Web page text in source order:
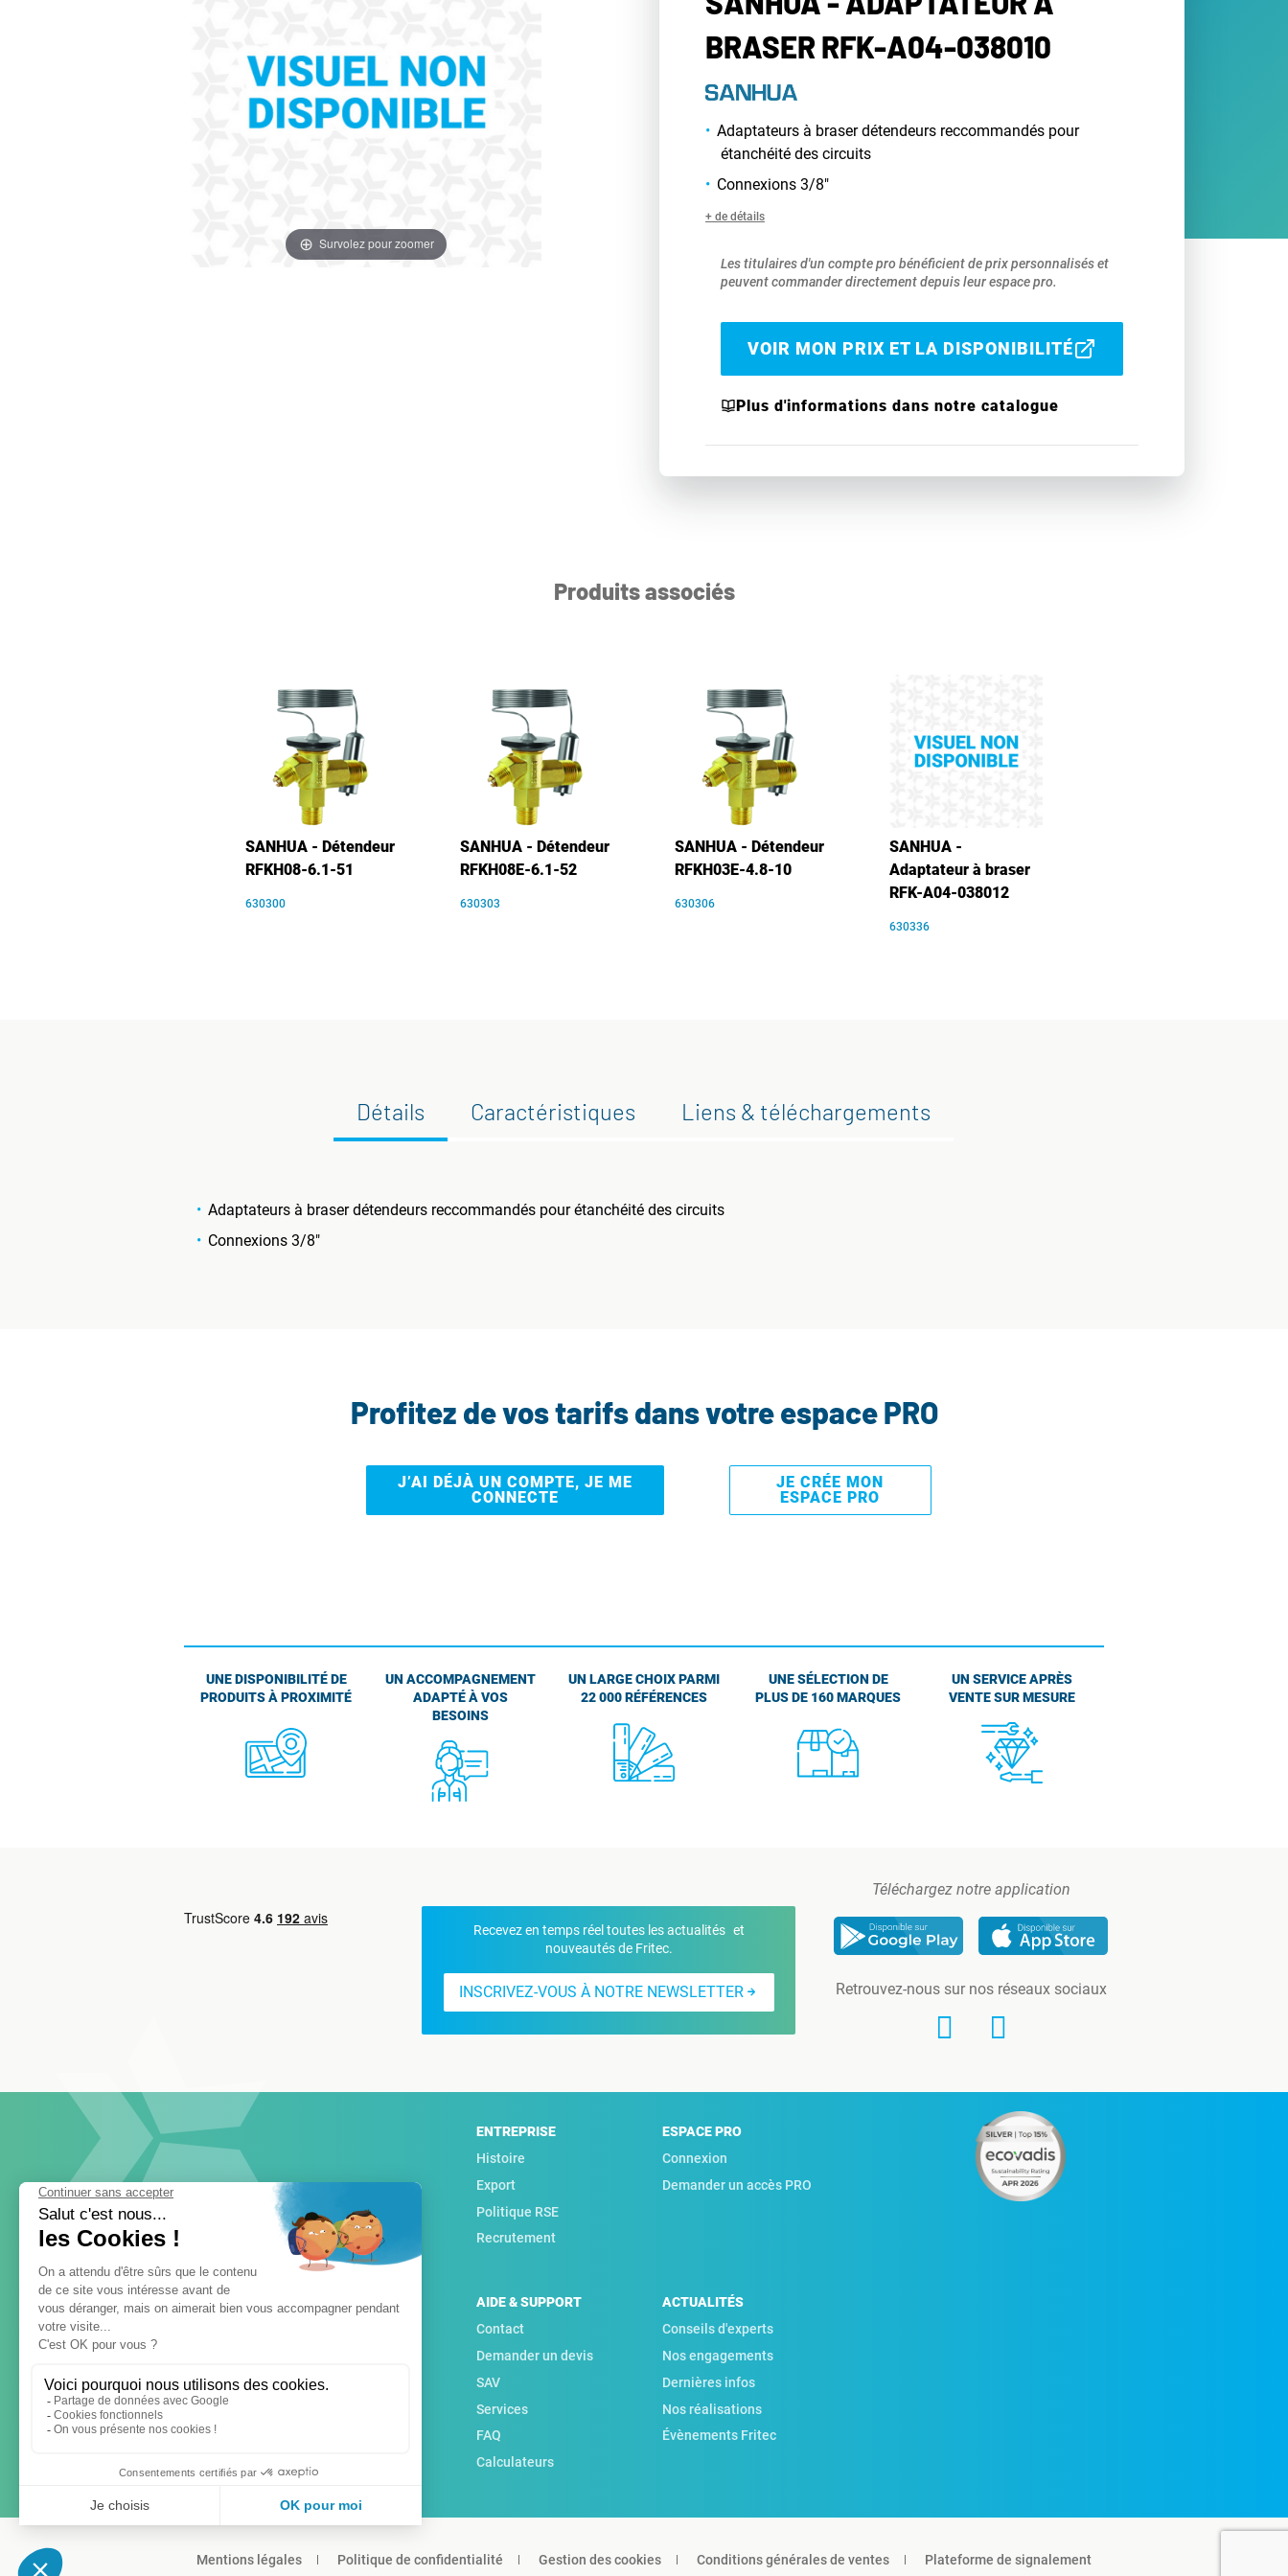
Survolez pour zoomer
BRASER RFK-A04-038010
Adaptateurs à braser détendeurs reccommandés pour
étanchéité des circuits
Connexions 3/8"
+ de détails
Les titulaires d'un compte pro bénéficient de prix personnalisés et
peuvent commander directement depuis leur espace pro.
VOIR MON PRIX ET LA DISPONIBILITÉ
Plus d'informations dans notre catalogue
Produits associés
SANHUA - Détendeur
RFKH08-6.1-51
630300
SANHUA - Détendeur
RFKH08E-6.1-52
630303
SANHUA - Détendeur
RFKH03E-4.8-10
630306
SANHUA -
Adaptateur à braser
RFK-A04-038012
630336
Détails Caractéristiques Liens & téléchargements
Adaptateurs à braser détendeurs reccommandés pour étanchéité des circuits
Connexions 3/8"
Profitez de vos tarifs dans votre espace PRO
J’AI DÉJÀ UN COMPTE, JE ME
CONNECTE
JE CRÉE MON
ESPACE PRO
UNE DISPONIBILITÉ DE
PRODUITS À PROXIMITÉ
UN ACCOMPAGNEMENT
ADAPTÉ À VOS
BESOINS
UN LARGE CHOIX PARMI
22 000 RÉFÉRENCES
UNE SÉLECTION DE
PLUS DE 160 MARQUES
UN SERVICE APRÈS
VENTE SUR MESURE
Recevez en temps réel toutes les actualités et
nouveautés de Fritec.
INSCRIVEZ-VOUS À NOTRE NEWSLETTER
Téléchargez notre application
Retrouvez-nous sur nos réseaux sociaux
ENTREPRISE
Histoire
Export
Politique RSE
Recrutement
ESPACE PRO
Connexion
Demander un accès PRO
AIDE & SUPPORT
Contact
Demander un devis
SAV
Services
FAQ
Calculateurs
ACTUALITÉS
Conseils d'experts
Nos engagements
Dernières infos
Nos réalisations
Évènements Fritec
Mentions légales Politique de confidentialité Gestion des cookies Conditions générales de ventes Plateforme de signalement